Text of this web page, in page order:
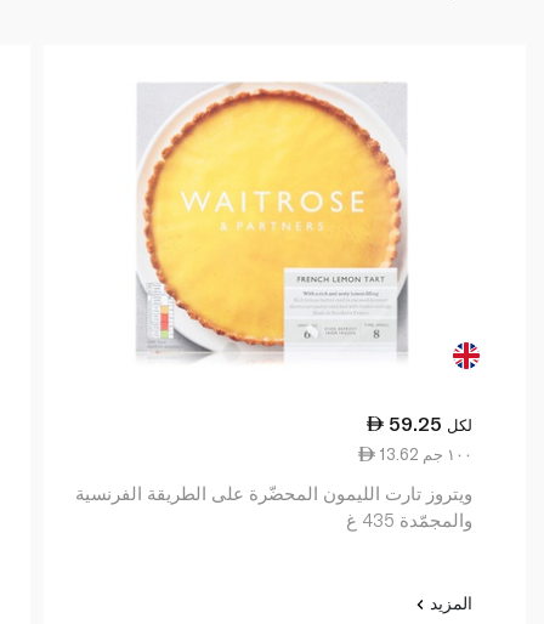
59.25 لكل
13.62 ١٠٠ جم
ويتروز تارت الليمون المحضّرة على الطريقة الفرنسية
والمجمّدة 435 غ
المزيد